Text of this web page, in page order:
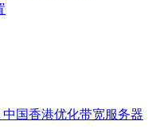
中国香港优化带宽服务器